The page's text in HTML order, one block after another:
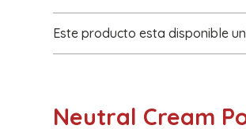
Este producto esta disponible
Neutral Cream